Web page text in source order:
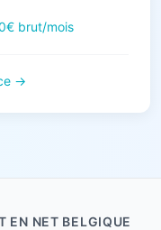
brut/mois
→
EN NET BELGIQUE